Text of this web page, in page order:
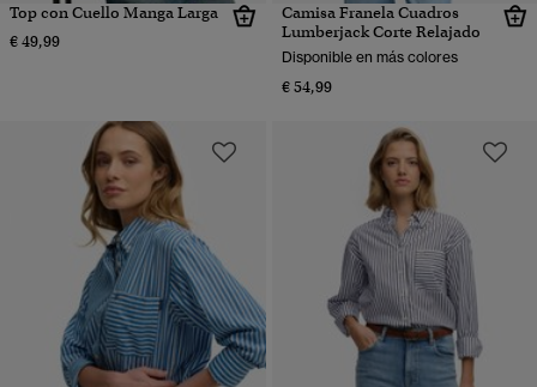
Top con Cuello Manga Larga
€ 49,99
Camisa Franela Cuadros
Lumberjack Corte Relajado
Disponible en más colores
€ 54,99